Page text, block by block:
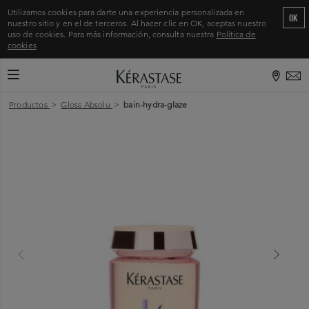
Utilizamos cookies para darte una experiencia personalizada en
nuestro sitio y en el de terceros. Al hacer clic en OK, aceptas nuestro
uso de cookies. Para más información, consulta nuestra Política de
cookies
OK
CAMBIAR MODO DE NAVEGACIÓN
Productos > Gloss Absolu > bain-hydra-glaze